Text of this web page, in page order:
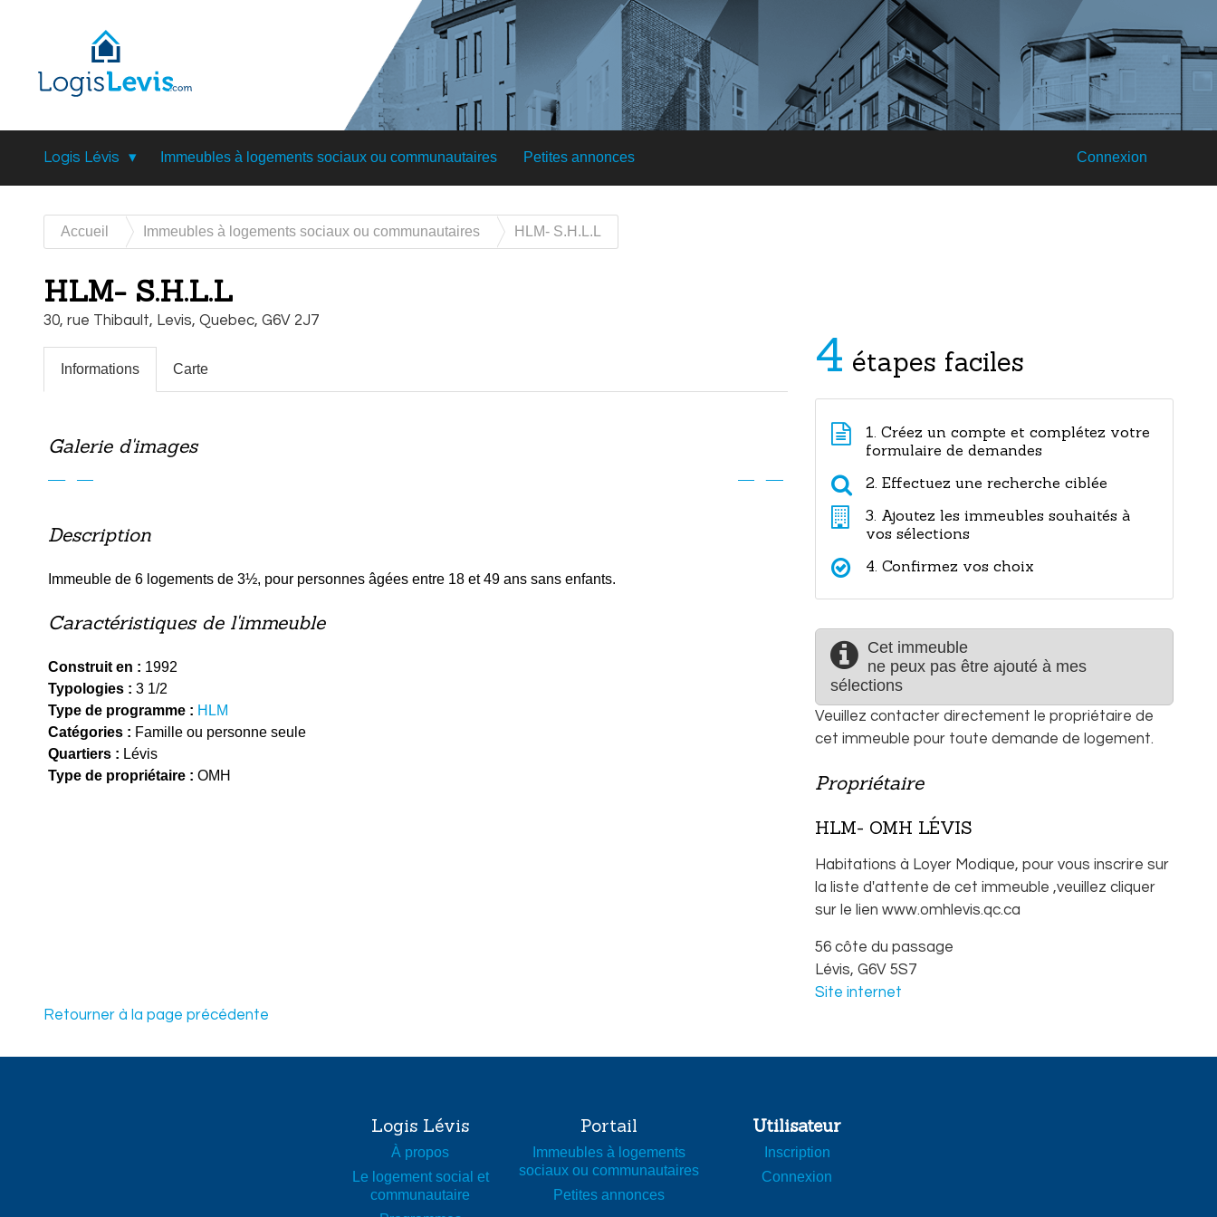
Logis Lévis Immeubles à logements sociaux ou communautaires Petites annonces Connexion
Accueil Immeubles à logements sociaux ou communautaires HLM- S.H.L.L
HLM- S.H.L.L
30, rue Thibault, Levis, Quebec, G6V 2J7
Informations
Galerie d'images
Précédent Suivant
Description
Immeuble de 6 logements de 3½, pour personnes âgées entre 18 et 49 ans sans enfants.
Caractéristiques de l'immeuble
Construit en : 1992
Typologies : 3 1/2
Type de programme : HLM
Catégories : Famille ou personne seule
Quartiers : Lévis
Type de propriétaire : OMH
Carte
75 ans et plus avec service
50 ans et plus
4 étapes faciles
1. Créez un compte et complétez votre
formulaire de demandes
2. Effectuez une recherche ciblée
3. Ajoutez les immeubles souhaités à
vos sélections
4. Confirmez vos choix
Cet immeuble
ne peux pas être ajouté à mes
sélections
Veuillez contacter directement le propriétaire de
cet immeuble pour toute demande de logement.
Propriétaire
HLM- OMH LÉVIS
Habitations à Loyer Modique, pour vous inscrire sur
la liste d'attente de cet immeuble ,veuillez cliquer
sur le lien www.omhlevis.qc.ca
56 côte du passage
Lévis, G6V 5S7
Site internet
Retourner à la page précédente
Logis Lévis
À propos
Le logement social et
communautaire
Portail
Immeubles à logements
sociaux ou communautaires
Petites annonces
Utilisateur
Inscription
Connexion